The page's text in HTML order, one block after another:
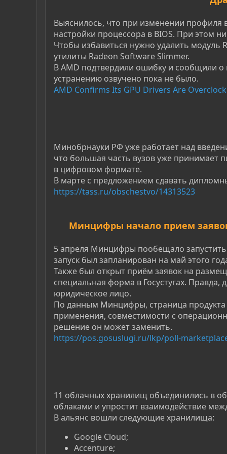
Выяснилось, что при изменении профиля
настройки процессора в BIOS. При этом
Чтобы избавиться нужно удалить модуль
утилиты Radeon Software Slimmer.
В AMD подтвердили ошибку и сообщили о
устранению озвучено пока не было.
AMD Confirms Its GPU Drivers Are
Минобрнауки РФ уже работает над
что большая часть вузов уже принимает
в цифровом формате.
В марте с предложением сдавать
https://tass.ru/obschestvo/14313523
Минцифры начало прием
5 апреля Минцифры пообещало
запуск был запланирован на май этого
Также был открыт приём заявок на
специальная форма в Госустугах. Правда,
юридическое лицо.
По данным Минцифры, страница
применения, совместимости с
решение он может заменить.
https://pos.gosuslugi.ru/lkp/poll-
11 облачных хранилищ объединились в
облаками и упростит взаимодействие
В альянс вошли следующие хранилища:
Google Cloud;
Accenture;